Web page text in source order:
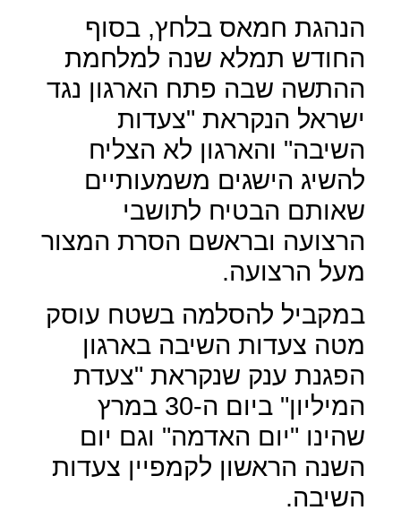
הנהגת חמאס בלחץ, בסוף
החודש תמלא שנה למלחמת
ההתשה שבה פתח הארגון נגד
ישראל הנקראת "צעדות
השיבה" והארגון לא הצליח
להשיג הישגים משמעותיים
שאותם הבטיח לתושבי
הרצועה ובראשם הסרת המצור
מעל הרצועה.
במקביל להסלמה בשטח עוסק
מטה צעדות השיבה בארגון
הפגנת ענק שנקראת "צעדת
המיליון" ביום ה-30 במרץ
שהינו "יום האדמה" וגם יום
השנה הראשון לקמפיין צעדות
השיבה.